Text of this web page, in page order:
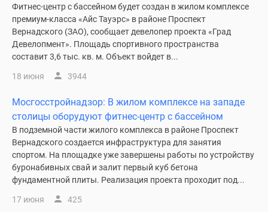
МаксФитнес-центр с бассейном будет создан в жилом комплексе
премиум-класса «Айс Тауэрс» в районе Проспект
Вернадского (ЗАО), сообщает девелопер проекта «Град
Девелопмент». Площадь спортивного пространства
составит 3,6 тыс. кв. м. Объект войдет в...
18 июня 3944
Мосгосстройнадзор: В жилом комплексе на западе
столицы оборудуют фитнес-центр с бассейном
В подземной части жилого комплекса в районе Проспект
Вернадского создается инфраструктура для занятия
спортом. На площадке уже завершены работы по устройству
буронабивных свай и залит первый куб бетона
фундаментной плиты. Реализация проекта проходит под...
17 июня 425